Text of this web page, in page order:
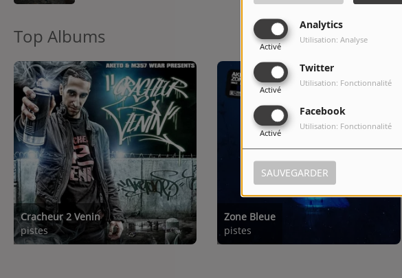
Analytics
Activé
Utilisation: Analyse
Twitter
Activé
Utilisation: Fonctionnalité
Facebook
Activé
Utilisation: Fonctionnalité
SAUVEGARDER
Top Albums
Cracheur 2 Venin
pistes
Zone Bleue
pistes